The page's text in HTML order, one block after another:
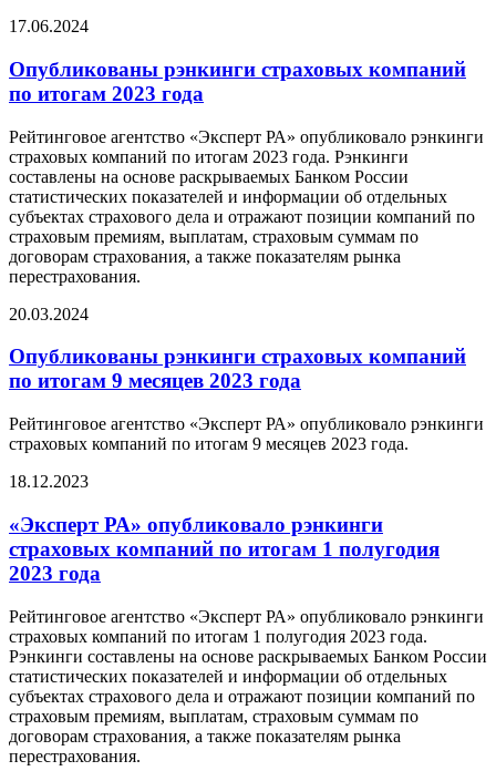
17.06.2024
Опубликованы рэнкинги страховых компаний
по итогам 2023 года
Рейтинговое агентство «Эксперт РА» опубликовало рэнкинги
страховых компаний по итогам 2023 года. Рэнкинги
составлены на основе раскрываемых Банком России
статистических показателей и информации об отдельных
субъектах страхового дела и отражают позиции компаний по
страховым премиям, выплатам, страховым суммам по
договорам страхования, а также показателям рынка
перестрахования.
20.03.2024
Опубликованы рэнкинги страховых компаний
по итогам 9 месяцев 2023 года
Рейтинговое агентство «Эксперт РА» опубликовало рэнкинги
страховых компаний по итогам 9 месяцев 2023 года.
18.12.2023
«Эксперт РА» опубликовало рэнкинги
страховых компаний по итогам 1 полугодия
2023 года
Рейтинговое агентство «Эксперт РА» опубликовало рэнкинги
страховых компаний по итогам 1 полугодия 2023 года.
Рэнкинги составлены на основе раскрываемых Банком России
статистических показателей и информации об отдельных
субъектах страхового дела и отражают позиции компаний по
страховым премиям, выплатам, страховым суммам по
договорам страхования, а также показателям рынка
перестрахования.